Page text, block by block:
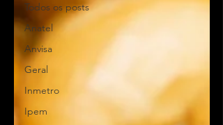
Todos os posts
Anatel
Anvisa
Geral
Inmetro
Ipem